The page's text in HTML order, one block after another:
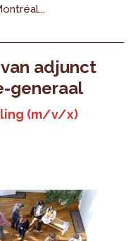
adjunct
generaal
(m/v/x)